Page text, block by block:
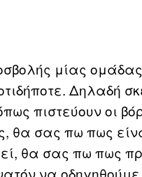
μίας
Δηλαδή
πιστεύουν οι
θα σας πω πως
θα σας πω πως
να